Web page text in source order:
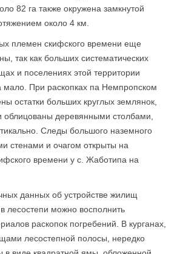
82 га также окружена замкнутой
около 4 км.
племен скифского времени еще
так как больших систематических
и поселениях этой территории
мало. При раскопках па Немпропском
остатки больших круглых землянок,
облицованы деревянными столбами,
Следы большого наземного
стенами и очагом открыты на
времени у с. Жаботипа на
данных об устройстве жилищ
лесостепи можно восполнить
раскопок погребений. В курганах,
лесостепной полосы, нередко